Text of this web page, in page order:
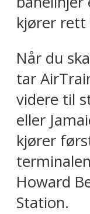
kjører rett
Når du
tar
videre til
eller
kjører
Howard
Station.